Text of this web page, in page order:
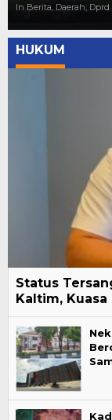
In Berita, Daerah,
HUKUM
Status
Kaltim,